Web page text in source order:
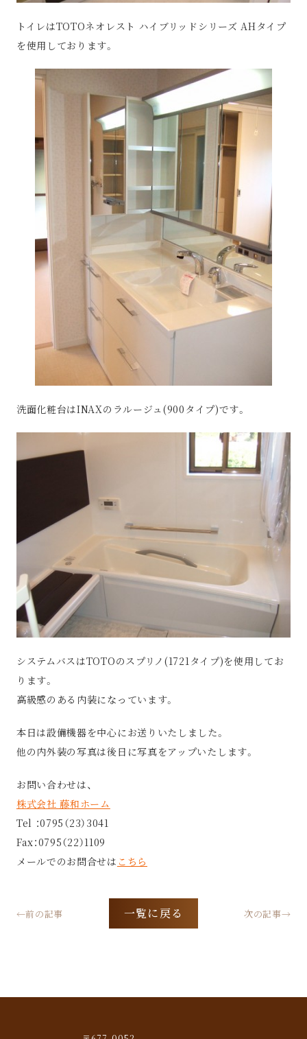
トイレはTOTOネオレスト ハイブリッドシリーズ AHタイプ
を使用しております。
洗面化粧台はINAXのラルージュ(900タイプ)です。
システムバスはTOTOのスプリノ(1721タイプ)を使用してお
ります。
高級感のある内装になっています。
本日は設備機器を中心にお送りいたしました。
他の内外装の写真は後日に写真をアップいたします。
お問い合わせは、
株式会社 藤和ホーム
Tel ：0795（23）3041
Fax：0795（22）1109
メールでのお問合せは こちら
一覧に戻る
←前の記事 次の記事→